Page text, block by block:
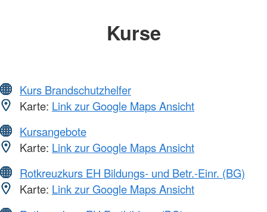
Kurse
Kurs Brandschutzhelfer
Karte: Link zur Google Maps Ansicht
Kursangebote
Karte: Link zur Google Maps Ansicht
Rotkreuzkurs EH Bildungs- und Betr.-Einr. (BG)
Karte: Link zur Google Maps Ansicht